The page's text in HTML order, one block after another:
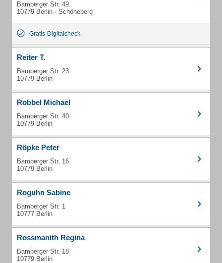
Bamberger Str. 49
10779 Berlin - Schöneberg
Gratis-Digitalcheck
Reiter T.
Bamberger Str. 23
10779 Berlin
Robbel Michael
Bamberger Str. 40
10779 Berlin
Röpke Peter
Bamberger Str. 16
10779 Berlin
Roguhn Sabine
Bamberger Str. 1
10777 Berlin
Rossmanith Regina
Bamberger Str. 18
10779 Berlin